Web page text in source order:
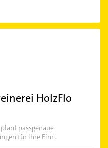
HolzFlo
passgenaue
für Ihre Einr...